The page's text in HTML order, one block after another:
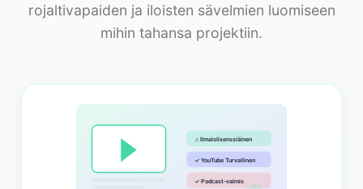
rojaltivapaiden ja iloisten sävelmien luomiseen
mihin tahansa projektiin.
♫ Ilmaislisenssiäinen
✓ YouTube Turvallinen
✓ Podcast-valmis